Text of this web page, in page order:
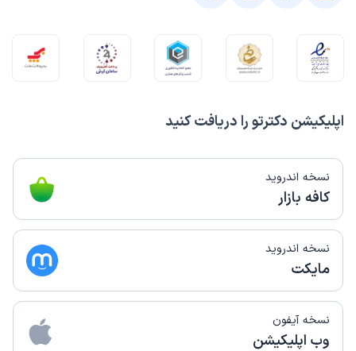
اپلیکیشن دکترتو را دریافت کنید
نسخه اندروید
کافه بازار
نسخه اندروید
مایکت
نسخه آیفون
وب اپلیکیشن